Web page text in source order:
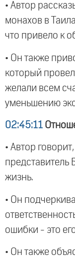
• Автор
монахов в
что привело к
• Он также
который
желали всем
уменьшению
02:45:11
• Автор
представитель
жизнь.
• Он
ошибки - это
• Он также